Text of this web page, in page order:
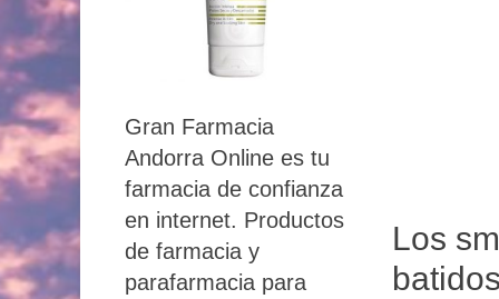
Los
Gran Farmacia
Andorra Online es tu
farmacia de confianza
en internet. Productos
de farmacia y
parafarmacia para